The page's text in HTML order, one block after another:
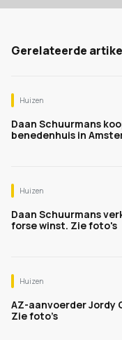
Gerelateerde
Huizen
Daan Schuurmans
benedenhuis in
Huizen
Daan Schuurmans
forse winst. Zie foto's
Huizen
AZ-aanvoerder Jordy
Zie foto’s